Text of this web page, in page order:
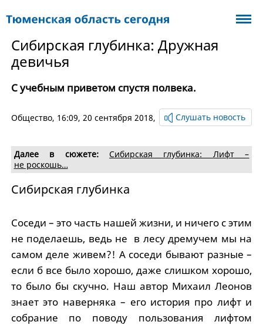
Сибирская глубинка: Дружная
девичья
С учебным приветом спустя полвека.
Общество, 16:09, 20 сентября 2018, Слушать новость
Далее в сюжете:
Сибирская глубинка: Лифт –
не роскошь…
Сибирская глубинка
Соседи – это часть нашей жизни, и ничего с этим
не поделаешь, ведь не в лесу дремучем мы на
самом деле живем?! А соседи бывают разные –
если б все было хорошо, даже слишком хорошо,
то было бы скучно. Наш автор Михаил Леонов
знает это наверняка – его история про лифт и
собрание по поводу пользования лифтом